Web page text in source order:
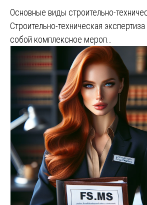
Основные виды строительно-
Строительно-техническая
собой комплексное мероп…